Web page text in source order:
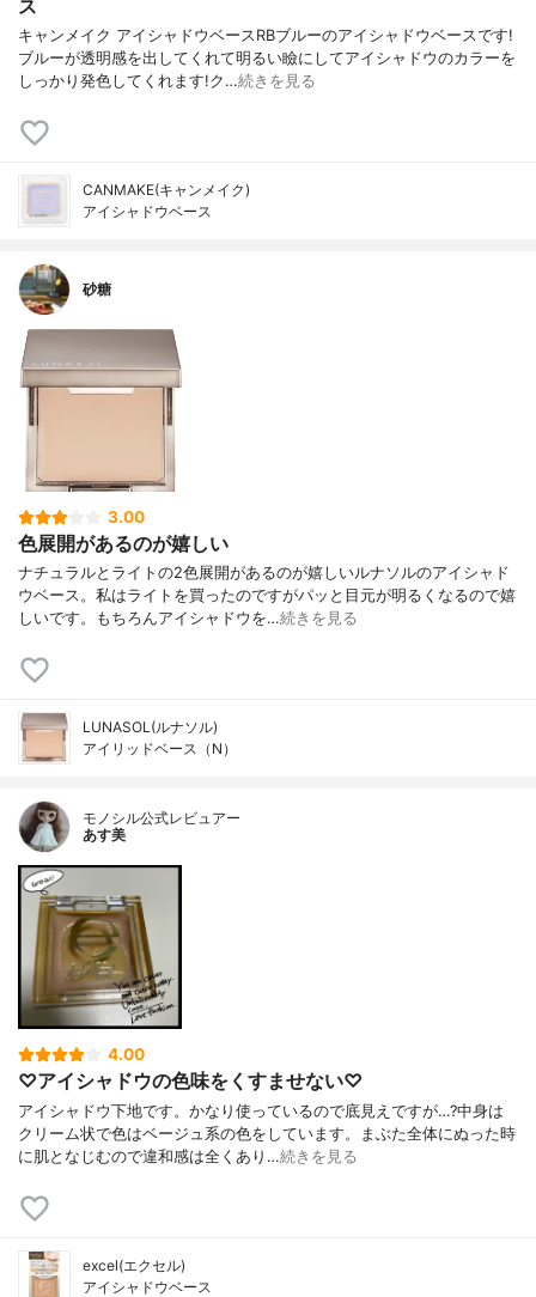
ス
キャンメイク アイシャドウベースRBブルーのアイシャドウベースです!
ブルーが透明感を出してくれて明るい瞼にしてアイシャドウのカラーを
しっかり発色してくれます!ク…続きを見る
CANMAKE(キャンメイク)
アイシャドウベース
砂糖
3.00
色展開があるのが嬉しい
ナチュラルとライトの2色展開があるのが嬉しいルナソルのアイシャド
ウベース。私はライトを買ったのですがパッと目元が明るくなるので嬉
しいです。もちろんアイシャドウを…続きを見る
LUNASOL(ルナソル)
アイリッドベース（N）
モノシル公式レビュアー
あす美
4.00
♡アイシャドウの色味をくすませない♡
アイシャドウ下地です。かなり使っているので底見えですが…?中身は
クリーム状で色はベージュ系の色をしています。まぶた全体にぬった時
に肌となじむので違和感は全くあり…続きを見る
excel(エクセル)
アイシャドウベース